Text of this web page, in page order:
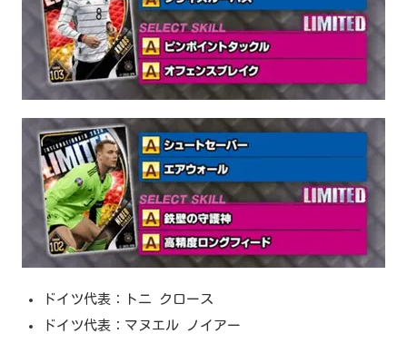
ドイツ代表：トニ クロース
ドイツ代表：マヌエル ノイアー